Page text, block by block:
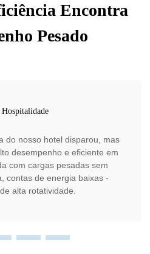
Encontra
Pesado
do nosso hotel disparou, mas
desempenho e eficiente em
com cargas pesadas sem
contas de energia baixas -
alta rotatividade.